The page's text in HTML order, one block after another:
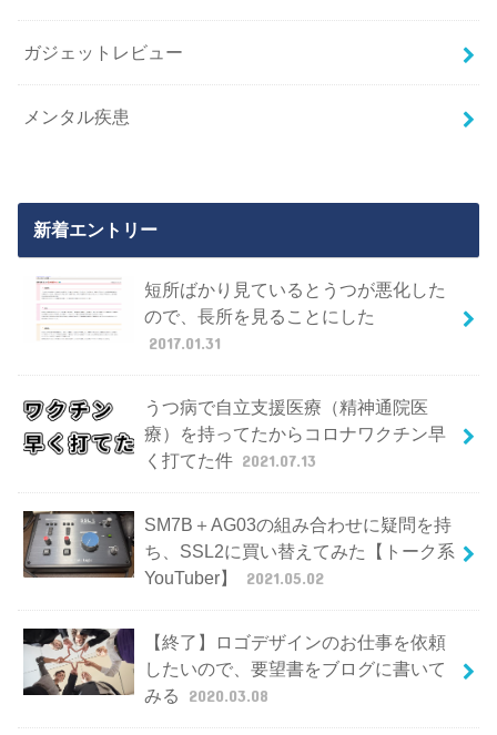
ガジェットレビュー
メンタル疾患
新着エントリー
短所ばかり見ているとうつが悪化した
ので、長所を見ることにした
2017.01.31
うつ病で自立支援医療（精神通院医
療）を持ってたからコロナワクチン早
く打てた件 2021.07.13
SM7B＋AG03の組み合わせに疑問を持
ち、SSL2に買い替えてみた【トーク系
YouTuber】
2021.05.02
【終了】ロゴデザインのお仕事を依頼
したいので、要望書をブログに書いて
みる
2020.03.08